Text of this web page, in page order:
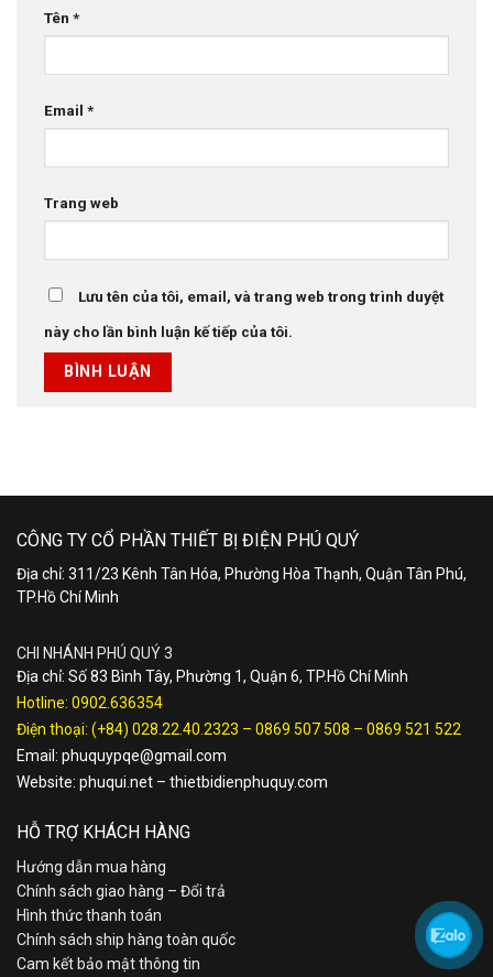
Tên *
Email *
Trang web
Lưu tên của tôi, email, và trang web trong trình duyệt
này cho lần bình luận kế tiếp của tôi.
CÔNG TY CỔ PHẦN THIẾT BỊ ĐIỆN PHÚ QUÝ
Địa chỉ: 311/23 Kênh Tân Hóa, Phường Hòa Thạnh, Quận Tân Phú,
TP.Hồ Chí Minh
CHI NHÁNH PHÚ QUÝ 3
Địa chỉ: Số 83 Bình Tây, Phường 1, Quận 6, TP.Hồ Chí Minh
Hotline: 0902.636354
Điện thoại: (+84) 028.22.40.2323 – 0869 507 508 – 0869 521 522
Email: phuquypqe@gmail.com
Website: phuqui.net – thietbidienphuquy.com
HỖ TRỢ KHÁCH HÀNG
Hướng dẫn mua hàng
Chính sách giao hàng – Đổi trả
Hình thức thanh toán
Chính sách ship hàng toàn quốc
Cam kết bảo mật thông tin